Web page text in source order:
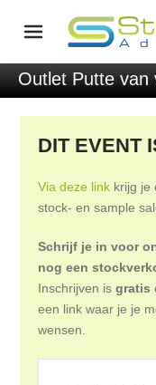
Outlet Putte van
DIT EVENT
Via deze link krijg je
stock- en sample
Schrijf je in voor
nog een
Inschrijven isgratis
een link waar je je
wensen.